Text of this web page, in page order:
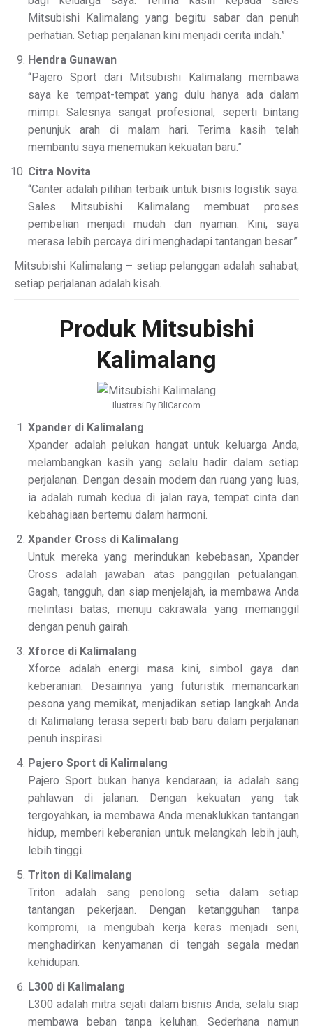
Mitsubishi Kalimalang yang begitu sabar dan penuh
perhatian. Setiap perjalanan kini menjadi cerita indah.”
Hendra Gunawan
“Pajero Sport dari Mitsubishi Kalimalang membawa
saya ke tempat-tempat yang dulu hanya ada dalam
mimpi. Salesnya sangat profesional, seperti bintang
penunjuk arah di malam hari. Terima kasih telah
membantu saya menemukan kekuatan baru.”
Citra Novita
“Canter adalah pilihan terbaik untuk bisnis logistik saya.
Sales Mitsubishi Kalimalang membuat proses
pembelian menjadi mudah dan nyaman. Kini, saya
merasa lebih percaya diri menghadapi tantangan besar.”
Mitsubishi Kalimalang – setiap pelanggan adalah sahabat,
setiap perjalanan adalah kisah.
Produk Mitsubishi
Kalimalang
Ilustrasi By BliCar.com
Xpander di Kalimalang
Xpander adalah pelukan hangat untuk keluarga Anda,
melambangkan kasih yang selalu hadir dalam setiap
perjalanan. Dengan desain modern dan ruang yang luas,
ia adalah rumah kedua di jalan raya, tempat cinta dan
kebahagiaan bertemu dalam harmoni.
Xpander Cross di Kalimalang
Untuk mereka yang merindukan kebebasan, Xpander
Cross adalah jawaban atas panggilan petualangan.
Gagah, tangguh, dan siap menjelajah, ia membawa Anda
melintasi batas, menuju cakrawala yang memanggil
dengan penuh gairah.
Xforce di Kalimalang
Xforce adalah energi masa kini, simbol gaya dan
keberanian. Desainnya yang futuristik memancarkan
pesona yang memikat, menjadikan setiap langkah Anda
di Kalimalang terasa seperti bab baru dalam perjalanan
penuh inspirasi.
Pajero Sport di Kalimalang
Pajero Sport bukan hanya kendaraan; ia adalah sang
pahlawan di jalanan. Dengan kekuatan yang tak
tergoyahkan, ia membawa Anda menaklukkan tantangan
hidup, memberi keberanian untuk melangkah lebih jauh,
lebih tinggi.
Triton di Kalimalang
Triton adalah sang penolong setia dalam setiap
tantangan pekerjaan. Dengan ketangguhan tanpa
kompromi, ia mengubah kerja keras menjadi seni,
menghadirkan kenyamanan di tengah segala medan
kehidupan.
L300 di Kalimalang
L300 adalah mitra sejati dalam bisnis Anda, selalu siap
membawa beban tanpa keluhan. Sederhana namun